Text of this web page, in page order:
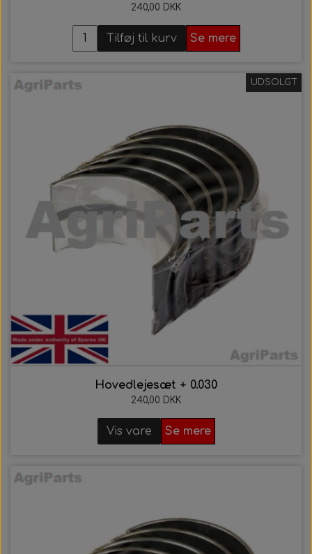
240,00 DKK
Tilføj til kurv Se mere
UDSOLGT
Hovedlejesæt + 0.030
240,00 DKK
Vis vare Se mere